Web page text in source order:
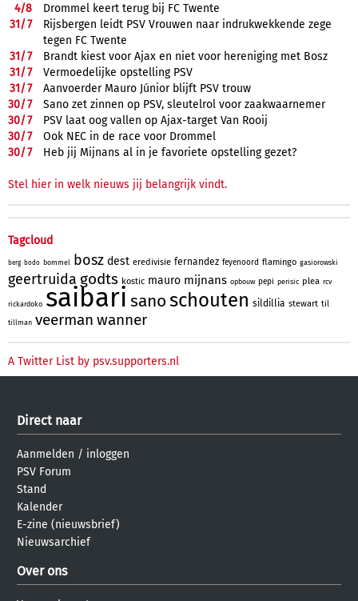
4/8
Drommel keert terug bij FC Twente
31/7
Rijsbergen leidt PSV Vrouwen naar indrukwekkende zege
tegen FC Twente
31/7
Brandt kiest voor Ajax en niet voor hereniging met Bosz
31/7
Vermoedelijke opstelling PSV
31/7
Aanvoerder Mauro Júnior blijft PSV trouw
30/7
Sano zet zinnen op PSV, sleutelrol voor zaakwaarnemer
30/7
PSV laat oog vallen op Ajax-target Van Rooij
30/7
Ook NEC in de race voor Drommel
30/7 Heb jij Mijnans al in je favoriete opstelling gezet?
Stel hier in welk nieuws jij belangrijk vindt.
Tagcloud
berg bodo bommel bosz dest eredivisie fernandez feyenoord flamingo gasiorowski
geertruida godts kostic mauro mijnans opbouw pepi perisic plea rcv
rickardoko saibari sanoschouten sildillia stewart til
tillman veerman wanner
A Twitter List by psv.supporters.nl
Direct naar
Aanmelden / inloggen
PSV Forum
Stand
Kalender
E-zine (nieuwsbrief)
Nieuwsarchief
Over ons